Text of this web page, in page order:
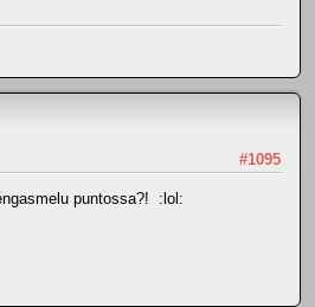
#1095
puntossa?! :lol: